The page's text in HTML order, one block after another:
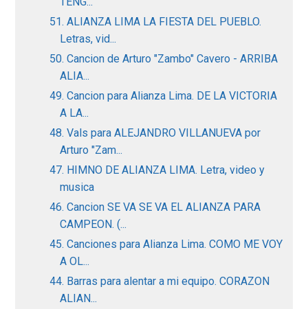
51. ALIANZA LIMA LA FIESTA DEL PUEBLO.
Letras, vid...
50. Cancion de Arturo "Zambo" Cavero - ARRIBA
ALIA...
49. Cancion para Alianza Lima. DE LA VICTORIA
A LA...
48. Vals para ALEJANDRO VILLANUEVA por
Arturo "Zam...
47. HIMNO DE ALIANZA LIMA. Letra, video y
musica
46. Cancion SE VA SE VA EL ALIANZA PARA
CAMPEON. (...
45. Canciones para Alianza Lima. COMO ME VOY
A OL...
44. Barras para alentar a mi equipo. CORAZON
ALIAN...